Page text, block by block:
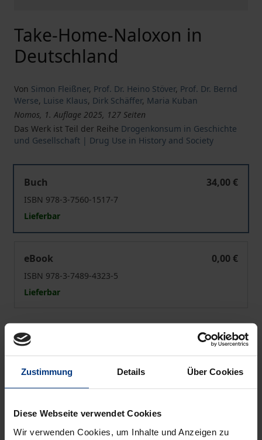
Zustimmung Details Über Cookies
Diese Webseite verwendet Cookies
Wir verwenden Cookies, um Inhalte und Anzeigen zu
Take-Home-Naloxon in
Deutschland
Von Simon Fleißner, Prof. Dr. Heino Stöver, Prof. Dr. Bernd
Werse, Luise Klaus, Dirk Schäffer, Maria Kuban
Nomos, 1. Auflage 2025, 127 Seiten
Das Werk ist Teil der Reihe Drogenkonsum in Geschichte
und Gesellschaft | Drug Use in History and Society
Buch
34,00 €
ISBN 978-3-7560-1517-7
Lieferbar
eBook
0,00 €
ISBN 978-3-7489-4323-5
Lieferbar
Preisangaben inkl. MwSt. Abhängig von der Lieferadresse
kann die MwSt. an der Kasse variieren.
In den Warenkorb
Hinweise zu Versandkosten